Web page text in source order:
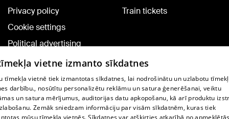
Privacy policy
Cookie settings
Political advertising
Cookie policy
Commenting terms
Train tickets
TV program
Contract rules
vietne izmanto sīkdatnes
tīmekļa vietnē tiek izmantotas sīkdatnes, lai nodrošinātu un uzlabotu
darbību., nosūtītu personalizētu reklāmu un satura ģenerēšanai, veiktu
un satura mērījumus, auditorijas datu apkopošanu, kā arī produktu
Zemāk sniedzam informāciju par visām sīkdatnēm, kuras tiek
mūsu tīmekļa vietnēs. Sīkdatnes var atšķirties atkarībā no